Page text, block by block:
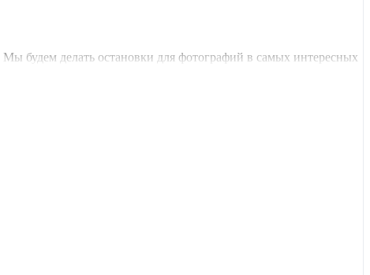
будем делать остановки для фотографий в самых интересных